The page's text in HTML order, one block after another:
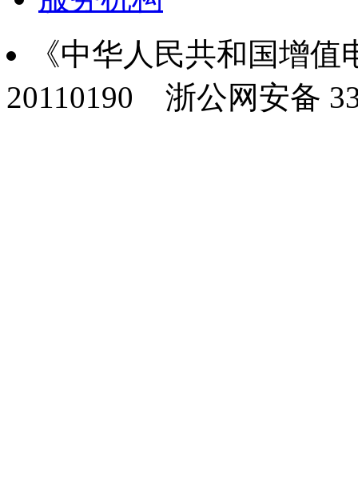
《中华人民共和国增
20110190 浙公网安备